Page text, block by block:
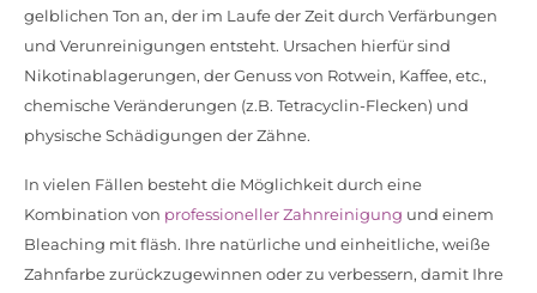
gelblichen Ton an, der im Laufe der Zeit durch Verfärbungen
und Verunreinigungen entsteht. Ursachen hierfür sind
Nikotinablagerungen, der Genuss von Rotwein, Kaffee, etc.,
chemische Veränderungen (z.B. Tetracyclin-Flecken) und
physische Schädigungen der Zähne.
In vielen Fällen besteht die Möglichkeit durch eine
Kombination von professioneller Zahnreinigung und einem
Bleaching mit fläsh. Ihre natürliche und einheitliche, weiße
Zahnfarbe zurückzugewinnen oder zu verbessern, damit Ihre